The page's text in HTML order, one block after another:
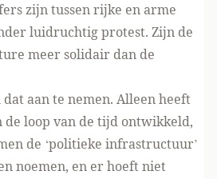
zijn tussen rijke en arme
luidruchtig protest. Zijn de
meer solidair dan de
aan te nemen. Alleen heeft
loop van de tijd ontwikkeld,
de ‘politieke infrastructuur’
noemen, en er hoeft niet